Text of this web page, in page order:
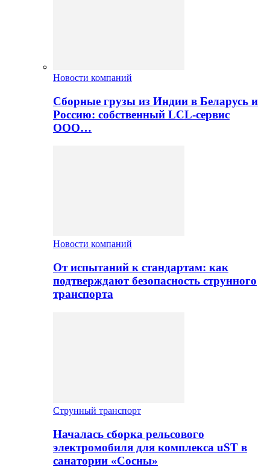
Новости компаний
Сборные грузы из Индии в Беларусь и
Россию: собственный LCL-сервис
ООО…
Новости компаний
От испытаний к стандартам: как
подтверждают безопасность струнного
транспорта
Струнный транспорт
Началась сборка рельсового
электромобиля для комплекса uST в
санатории «Сосны»